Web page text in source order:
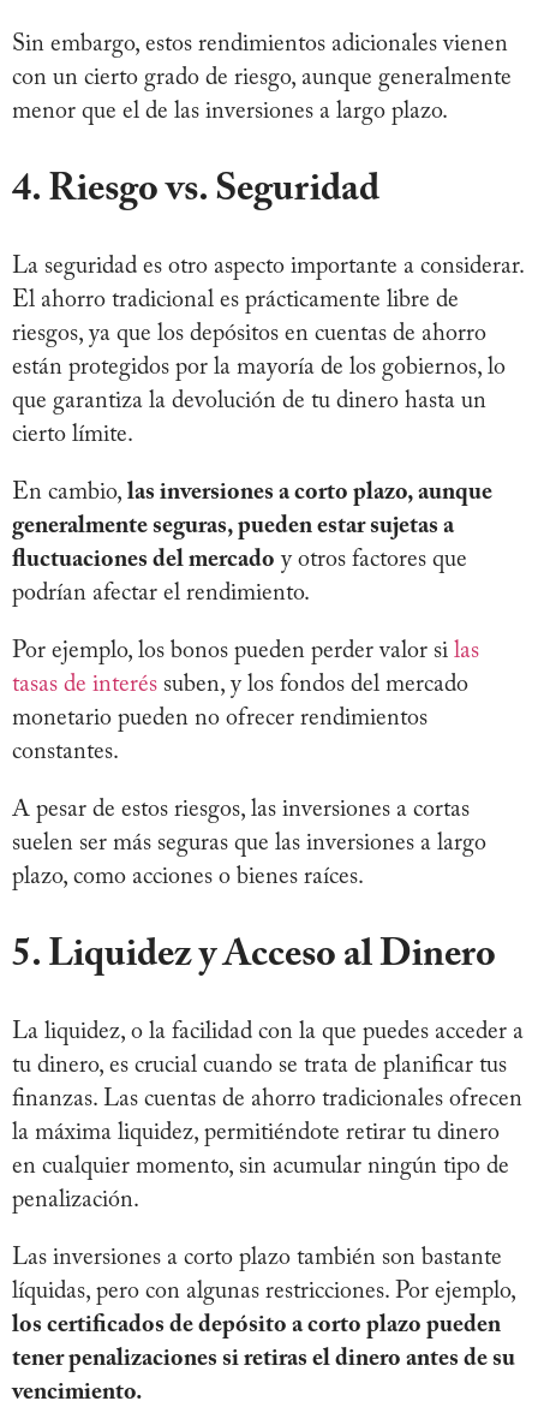
Sin embargo, estos rendimientos adicionales vienen
con un cierto grado de riesgo, aunque generalmente
menor que el de las inversiones a largo plazo.
4. Riesgo vs. Seguridad
La seguridad es otro aspecto importante a considerar.
El ahorro tradicional es prácticamente libre de
riesgos, ya que los depósitos en cuentas de ahorro
están protegidos por la mayoría de los gobiernos, lo
que garantiza la devolución de tu dinero hasta un
cierto límite.
En cambio, las inversiones a corto plazo, aunque
generalmente seguras, pueden estar sujetas a
fluctuaciones del mercado y otros factores que
podrían afectar el rendimiento.
Por ejemplo, los bonos pueden perder valor si las
tasas de interés suben, y los fondos del mercado
monetario pueden no ofrecer rendimientos
constantes.
A pesar de estos riesgos, las inversiones a cortas
suelen ser más seguras que las inversiones a largo
plazo, como acciones o bienes raíces.
5. Liquidez y Acceso al Dinero
La liquidez, o la facilidad con la que puedes acceder a
tu dinero, es crucial cuando se trata de planificar tus
finanzas. Las cuentas de ahorro tradicionales ofrecen
la máxima liquidez, permitiéndote retirar tu dinero
en cualquier momento, sin acumular ningún tipo de
penalización.
Las inversiones a corto plazo también son bastante
líquidas, pero con algunas restricciones. Por ejemplo,
los certificados de depósito a corto plazo pueden
tener penalizaciones si retiras el dinero antes de su
vencimiento.